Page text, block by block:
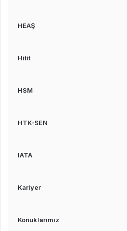
HEAŞ
Hitit
HSM
HTK-SEN
IATA
Kariyer
Konuklarımız